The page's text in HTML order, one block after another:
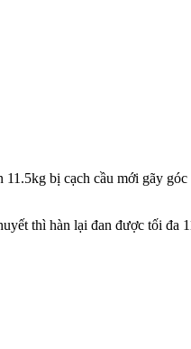
bị cạch cầu mới gãy
thì hàn lại đan được tối đa